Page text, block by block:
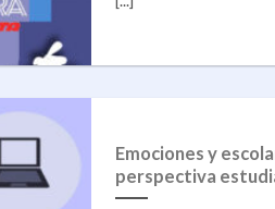
Emociones y
perspectiva